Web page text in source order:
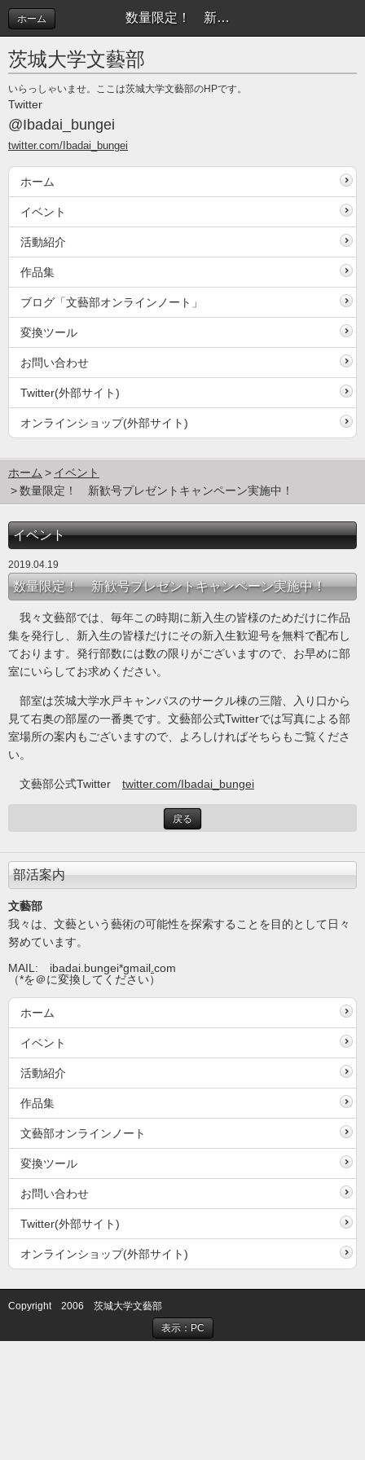
数量限定！ 新歓号プレゼントキャンペーン実施中！ | イベント
ホーム
茨城大学文藝部
いらっしゃいませ。ここは茨城大学文藝部のHPです。
Twitter
@Ibadai_bungei
twitter.com/Ibadai_bungei
ホーム
イベント
活動紹介
作品集
ブログ「文藝部オンラインノート」
変換ツール
お問い合わせ
Twitter(外部サイト)
オンラインショップ(外部サイト)
ホーム
イベント
数量限定！ 新歓号プレゼントキャンペーン実施中！
イベント
2019.04.19
数量限定！ 新歓号プレゼントキャンペーン実施中！
我々文藝部では、毎年この時期に新入生の皆様のためだけに作品
集を発行し、新入生の皆様だけにその新入生歓迎号を無料で配布し
ております。発行部数には数の限りがございますので、お早めに部
室にいらしてお求めください。
部室は茨城大学水戸キャンパスのサークル棟の三階、入り口から
見て右奥の部屋の一番奥です。文藝部公式Twitterでは写真による部
室場所の案内もございますので、よろしければそちらもご覧くださ
い。
文藝部公式Twitter twitter.com/Ibadai_bungei
戻る
部活案内
文藝部
我々は、文藝という藝術の可能性を探索することを目的として日々
努めています。
MAIL: ibadai.bungei*gmail com
（*を＠に変換してください）
ホーム
イベント
活動紹介
作品集
文藝部オンラインノート
変換ツール
お問い合わせ
Twitter(外部サイト)
オンラインショップ(外部サイト)
Copyright 2006 茨城大学文藝部
表示：PC